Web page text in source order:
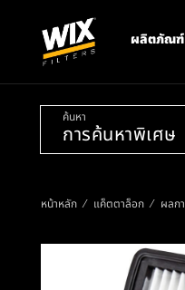
ผลิตภัณฑ์
ค้นหา
หน้าหลัก แค็ตตาล็อก ผลก